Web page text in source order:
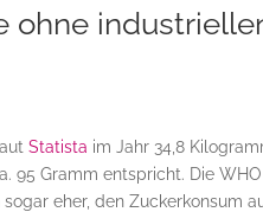
ohne
Statista im Jahr 34,8
95 Gramm entspricht. Die WHO
sogar eher, den Zuckerkonsum